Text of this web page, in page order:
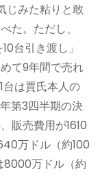
じみた粘りと敢
た。ただし、
台引き渡し」
て9年間で売れ
台は賈氏本人の
第3四半期の決
販売費用が1610
万ドル（約100
8000万ドル（約